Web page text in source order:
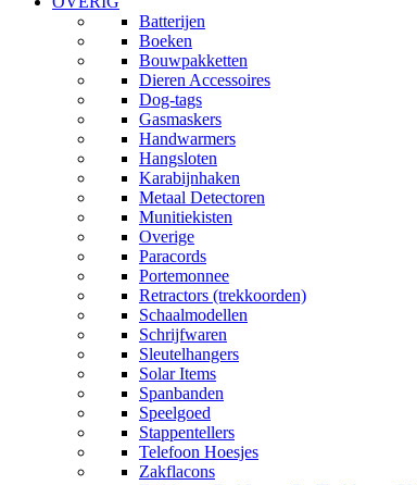
Batterijen
Boeken
Bouwpakketten
Dieren Accessoires
Dog-tags
Gasmaskers
Handwarmers
Hangsloten
Karabijnhaken
Metaal Detectoren
Munitiekisten
Overige
Paracords
Portemonnee
Retractors (trekkoorden)
Schaalmodellen
Schrijfwaren
Sleutelhangers
Solar Items
Spanbanden
Speelgoed
Stappentellers
Telefoon Hoesjes
Zakflacons